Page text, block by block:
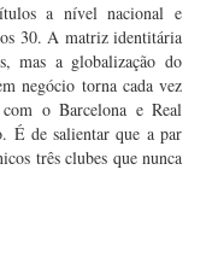
a nível nacional e
30. A matriz identitária
mas a globalização do
negócio torna cada vez
o Barcelona e Real
É de salientar que a par
três clubes que nunca